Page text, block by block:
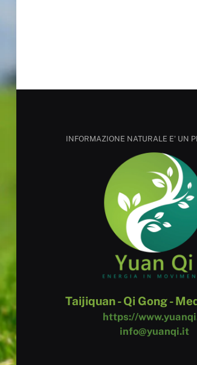
INFORMAZIONE NATURALE E' UN
Taijiquan - Qi Gong -
https://
info@yuanqi.it